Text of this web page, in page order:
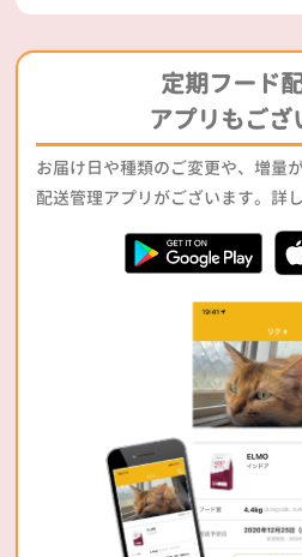
定期フード
アプリもござ
お届け日や種類のご変更や、増量
配送管理アプリがございます。詳